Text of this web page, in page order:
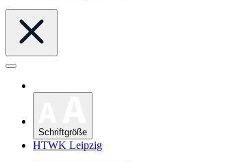
Schriftgröße
HTWK Leipzig